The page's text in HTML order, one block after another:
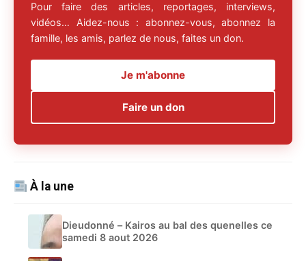
Pour faire des articles, reportages, interviews,
vidéos… Aidez-nous : abonnez-vous, abonnez la
famille, les amis, parlez de nous, faites un don.
Je m'abonne
Faire un don
À la une
Dieudonné – Kairos au bal des quenelles ce
samedi 8 aout 2026